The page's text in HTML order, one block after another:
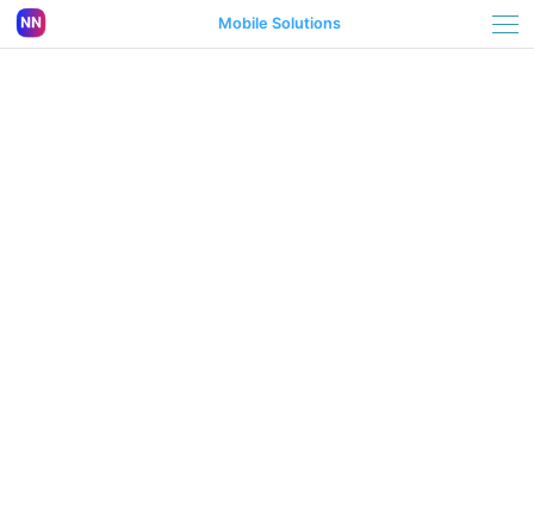
Mobile Solutions